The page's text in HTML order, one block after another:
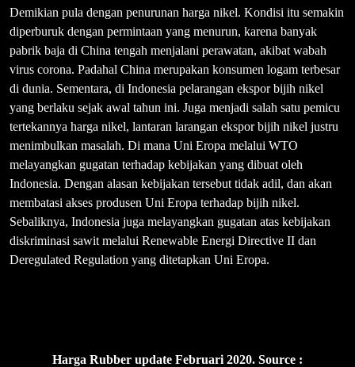
Demikian pula dengan penurunan harga nikel. Kondisi itu semakin
diperburuk dengan permintaan yang menurun, karena banyak
pabrik baja di China tengah menjalani perawatan, akibat wabah
virus corona. Padahal China merupakan konsumen logam terbesar
di dunia. Sementara, di Indonesia pelarangan ekspor bijih nikel
yang berlaku sejak awal tahun ini. Juga menjadi salah satu pemicu
tertekannya harga nikel, lantaran larangan ekspor bijih nikel justru
menimbulkan masalah. Di mana Uni Eropa melalui WTO
melayangkan gugatan terhadap kebijakan yang dibuat oleh
Indonesia. Dengan alasan kebijakan tersebut tidak adil, dan akan
membatasi akses produsen Uni Eropa terhadap bijih nikel.
Sebaliknya, Indonesia juga melayangkan gugatan atas kebijakan
diskriminasi sawit melalui Renewable Energi Directive II dan
Deregulated Regulation yang ditetapkan Uni Eropa.
Harga Rubber update Februari 2020. Source :